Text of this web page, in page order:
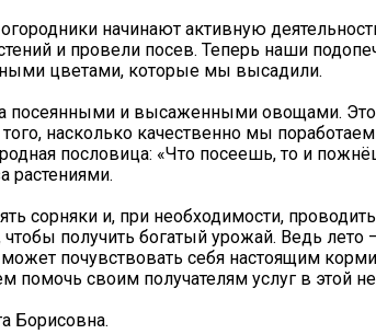
начинают активную
и провели посев. Теперь наши
цветами, которые мы высадили.
посеянными и высаженными овощами. Это
насколько качественно мы
пословица: «Что посеешь, то и
растениями.
сорняки и, при необходимости,
получить богатый урожай. Ведь лето
почувствовать себя настоящим
своим получателям услуг в этой
Борисовна.